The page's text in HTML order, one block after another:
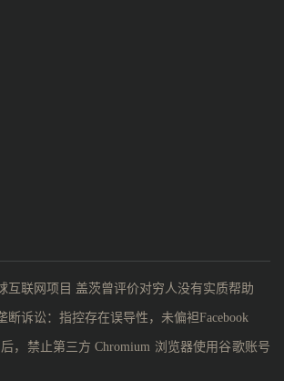
互联网项目 盖茨曾评价对穷人没有实质帮助
断诉讼：指控存在误导性，未偏袒Facebook
，禁止第三方 Chromium 浏览器使用谷歌账号